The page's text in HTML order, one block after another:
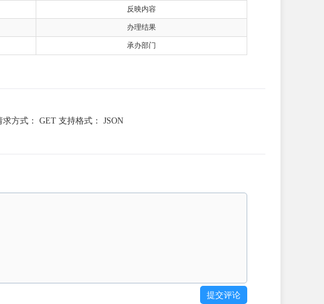
反映内容
办理结果
承办部门
求方式： GET 支持格式： JSON
提交评论